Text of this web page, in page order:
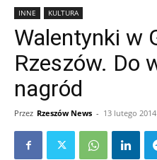
INNE KULTURA
Walentynki w
Rzeszów. Do
nagród
Przez Rzeszów News - 13 lutego